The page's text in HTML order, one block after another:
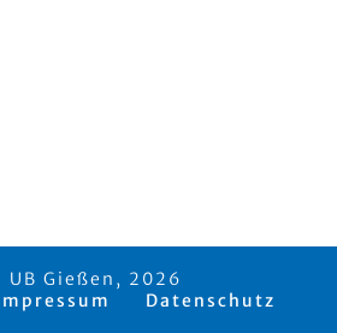
Gießen, 2026
Datenschutz